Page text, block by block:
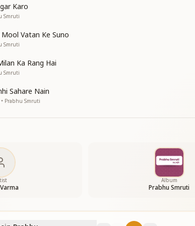
में
है ये
में ये
में
में
में
Karo
Smruti
Vatan Ke Suno
Smruti
Ka Rang Hai
Smruti
Sahare Nain
Prabhu Smruti
Album
Prabhu Smruti